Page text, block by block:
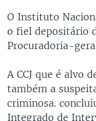
O Instituto
o fiel depositário
Procuradoria-
A CCJ que é alvo
também a
criminosa.
Integrado de